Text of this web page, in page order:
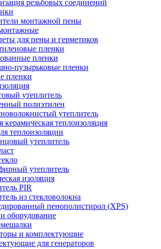
резьбовых соединений
монтажной пены
для пены и герметиков
пленки
пленки
пузырьковые пленки
пленки
утеплитель
полиэтилен
утеплитель
керамическая теплоизоляция
теплоизоляции
утеплитель
утеплитель
изоляция
PIR
из стекловолокна
пенополистирол (XPS)
оборудование
и комплектующие
для генераторов